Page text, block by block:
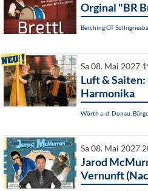
Orginal "BR
Berching OT
Sa 08. Mai 2027
Luft &
Harmonika
Wörth a. d. Donau,
Sa 08. Mai 2027
Jarod
Vernunft